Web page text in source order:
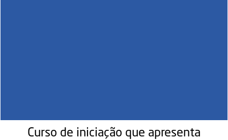
Curso de iniciação que apresenta